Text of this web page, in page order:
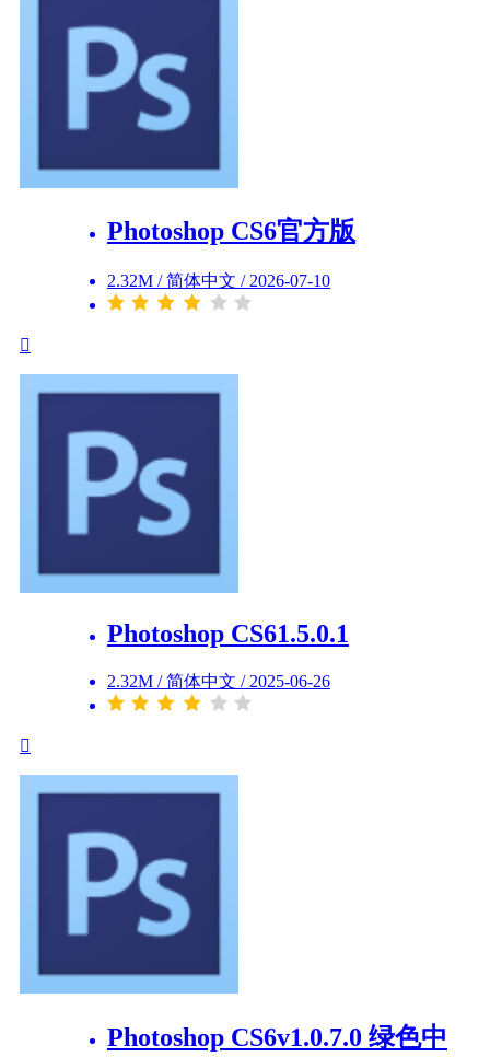
Photoshop CS6官方版
2.32M / 简体中文 / 2026-07-10
Photoshop CS61.5.0.1
2.32M / 简体中文 / 2025-06-26
Photoshop CS6v1.0.7.0 绿色中